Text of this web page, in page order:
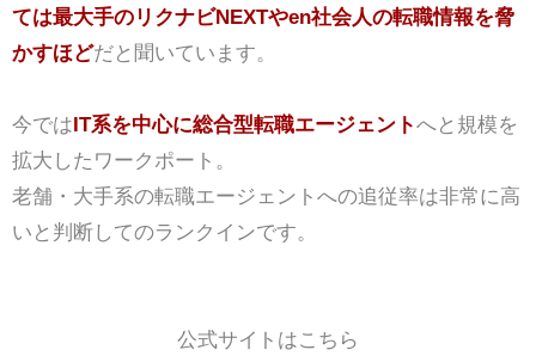
ては最大手のリクナビNEXTやen社会人の転職情報を脅
かすほどだと聞いています。
今ではIT系を中心に総合型転職エージェントへと規模を
拡大したワークポート。
老舗・大手系の転職エージェントへの追従率は非常に高
いと判断してのランクインです。
公式サイトはこちら